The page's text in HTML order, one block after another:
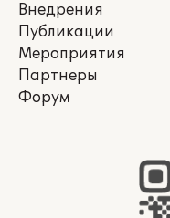
Внедрения
Публикации
Мероприятия
Партнеры
Форум